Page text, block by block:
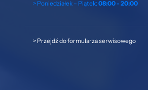
> Poniedziałek – Piątek: 08:00 - 20:00
> Przejdź do formularza serwisowego